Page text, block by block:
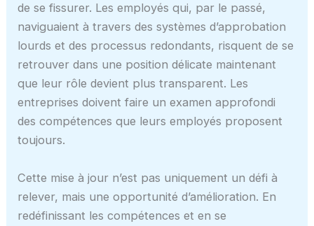
de se fissurer. Les employés qui, par le passé,
naviguaient à travers des systèmes d’approbation
lourds et des processus redondants, risquent de se
retrouver dans une position délicate maintenant
que leur rôle devient plus transparent. Les
entreprises doivent faire un examen approfondi
des compétences que leurs employés proposent
toujours.
Cette mise à jour n’est pas uniquement un défi à
relever, mais une opportunité d’amélioration. En
redéfinissant les compétences et en se